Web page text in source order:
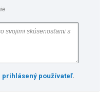
prihlásený používateľ.